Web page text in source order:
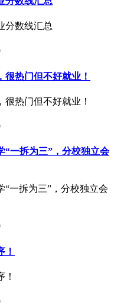
分数线汇总
热门但不好就业！
热门但不好就业！
“一拆为三”，分校独立会
一拆为三”，分校独立会
！